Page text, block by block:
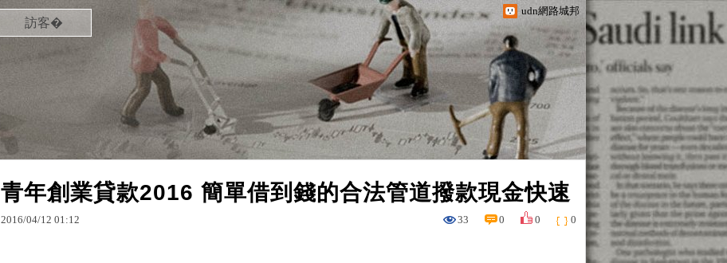
udn網路城邦
訪客�
青年創業貸款2016 簡單借到錢的合法管道撥款現金快速
2016/04/12 01:12 33 0 0 0